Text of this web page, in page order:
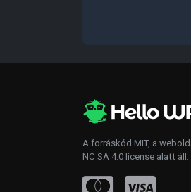
A forráskód MIT, a
NC SA 4.0 license alatt áll.